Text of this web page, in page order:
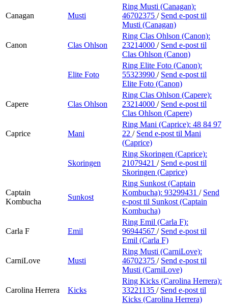
Canagan Musti
Ring Musti (Canagan):
46702375 / Send e-post til
Musti (Canagan)
Canon Clas Ohlson
Ring Clas Ohlson (Canon):
23214000 / Send e-post til
Clas Ohlson (Canon)
Elite Foto
Ring Elite Foto (Canon):
55323990 / Send e-post til
Elite Foto (Canon)
Capere Clas Ohlson
Ring Clas Ohlson (Capere):
23214000 / Send e-post til
Clas Ohlson (Capere)
Caprice Mani
Ring Mani (Caprice): 48 84 97
22 / Send e-post til Mani
(Caprice)
Skoringen
Ring Skoringen (Caprice):
21079421 / Send e-post til
Skoringen (Caprice)
Captain
Kombucha
Sunkost
Ring Sunkost (Captain
Kombucha): 93299431 / Send
e-post til Sunkost (Captain
Kombucha)
Carla F Emil
Ring Emil (Carla F):
96944567 / Send e-post til
Emil (Carla F)
CarniLove Musti
Ring Musti (CarniLove):
46702375 / Send e-post til
Musti (CarniLove)
Carolina Herrera Kicks
Ring Kicks (Carolina Herrera):
33221135 / Send e-post til
Kicks (Carolina Herrera)